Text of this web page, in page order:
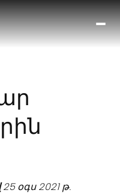
25 օգս 2021 թ.